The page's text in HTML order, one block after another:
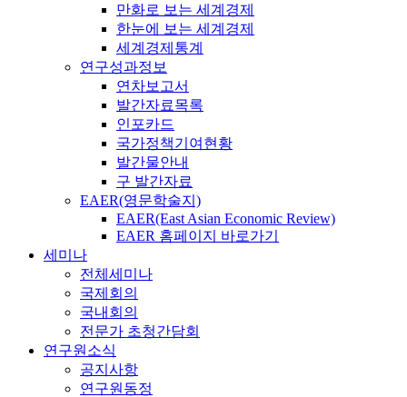
만화로 보는 세계경제
한눈에 보는 세계경제
세계경제통계
연구성과정보
연차보고서
발간자료목록
인포카드
국가정책기여현황
발간물안내
구 발간자료
EAER(영문학술지)
EAER(East Asian Economic Review)
EAER 홈페이지 바로가기
세미나
전체세미나
국제회의
국내회의
전문가 초청간담회
연구원소식
공지사항
연구원동정